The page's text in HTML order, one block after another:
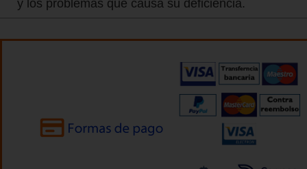
y los problemas que causa su deficiencia.